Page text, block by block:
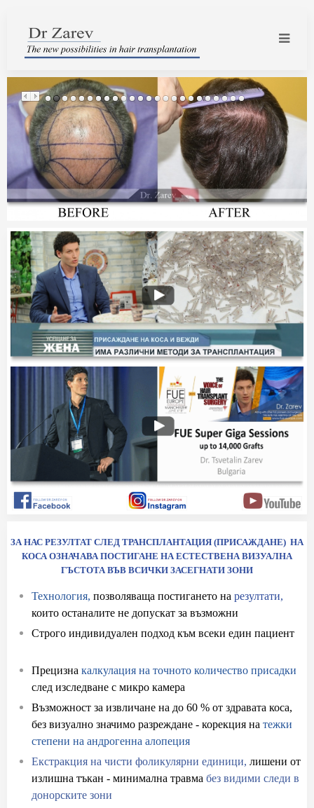
ЗА НАС РЕЗУЛТАТ СЛЕД ТРАНСПЛАНТАЦИЯ (ПРИСАЖДАНЕ) НА
КОСА ОЗНАЧАВА ПОСТИГАНЕ НА ЕСТЕСТВЕНА ВИЗУАЛНА
ГЪСТОТА ВЪВ ВСИЧКИ ЗАСЕГНАТИ ЗОНИ
Технология, позволяваща постигането на резултати,
които останалите не допускат за възможни
Строго индивидуален подход към всеки един пациент
Прецизна калкулация на точното количество присадки
след изследване с микро камера
Възможност за извличане на до 60 % от здравата коса,
без визуално значимо разреждане - корекция на тежки
степени на андрогенна алопеция
Екстракция на чисти фоликулярни единици, лишени от
излишна тъкан - минимална травма без видими следи в
донорските зони